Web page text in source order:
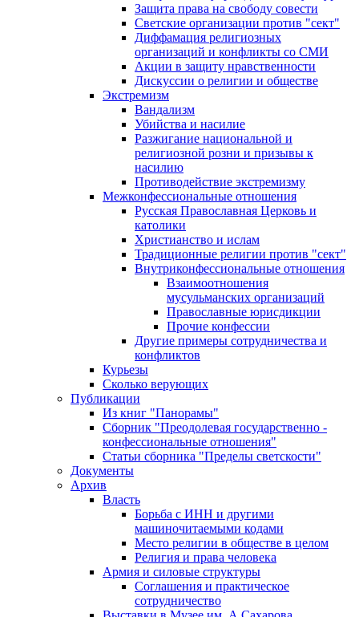
Защита права на свободу совести
Светские организации против "сект"
Диффамация религиозных
организаций и конфликты со СМИ
Акции в защиту нравственности
Дискуссии о религии и обществе
Экстремизм
Вандализм
Убийства и насилие
Разжигание национальной и
религиозной розни и призывы к
насилию
Противодействие экстремизму
Межконфессиональные отношения
Русская Православная Церковь и
католики
Христианство и ислам
Традиционные религии против "сект"
Внутриконфессиональные отношения
Взаимоотношения
мусульманских организаций
Православные юрисдикции
Прочие конфессии
Другие примеры сотрудничества и
конфликтов
Курьезы
Сколько верующих
Публикации
Из книг "Панорамы"
Сборник "Преодолевая государственно -
конфессиональные отношения"
Статьи сборника "Пределы светскости"
Документы
Архив
Власть
Борьба с ИНН и другими
машиночитаемыми кодами
Место религии в обществе в целом
Религия и права человека
Армия и силовые структуры
Соглашения и практическое
сотрудничество